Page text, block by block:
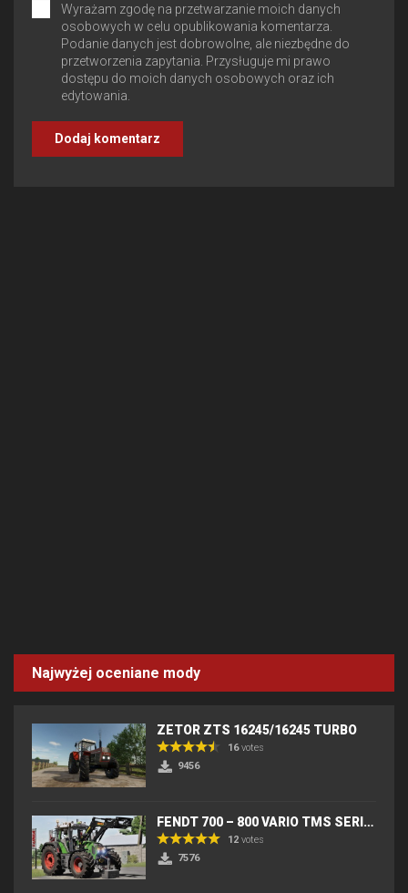
Wyrażam zgodę na przetwarzanie moich danych
osobowych w celu opublikowania komentarza.
Podanie danych jest dobrowolne, ale niezbędne do
przetworzenia zapytania. Przysługuje mi prawo
dostępu do moich danych osobowych oraz ich
edytowania.
Najwyżej oceniane mody
ZETOR ZTS 16245/16245 TURBO
16votes
9456
FENDT 700 – 800 VARIO TMS SERIES (IC) V2
12 votes
7576